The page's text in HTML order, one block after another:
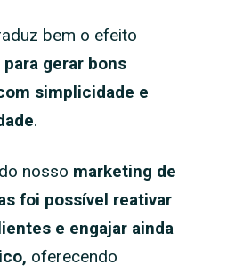
bem o efeito
para gerar bons
simplicidade e
.
nosso marketing de
foi possível reativar
e engajar ainda
oferecendo